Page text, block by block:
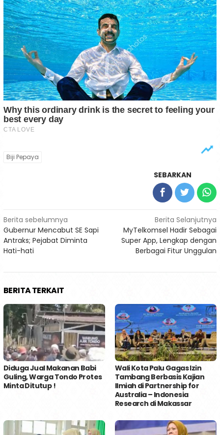
Biji Pepaya
SEBARKAN
Navigasi
pos
Berita sebelumnya
Gubernur Mencabut SE Sapi
Antraks; Pejabat Diminta
Hati-hati
Berita Selanjutnya
MyTelkomsel Hadir Sebagai
Super App, Lengkap dengan
Berbagai Fitur Unggulan
BERITA TERKAIT
Diduga Jual Makanan Babi
Guling, Warga Tondo Protes
Minta Ditutup !
Wali Kota Palu Gagas Izin
Tambang Berbasis Kajian
Ilmiah di Partnership for
Australia – Indonesia
Research di Makassar